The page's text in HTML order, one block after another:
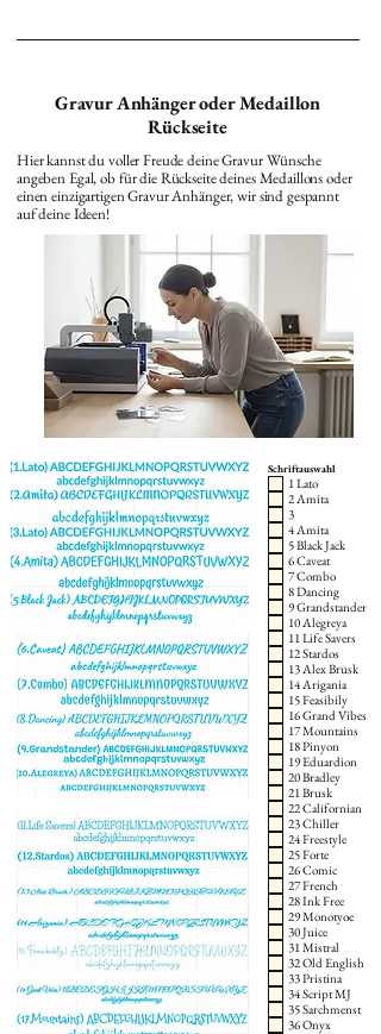
Gravur Anhänger oder Medaillon
Rückseite
Hier kannst du voller Freude deine Gravur Wünsche
angeben Egal, ob für die Rückseite deines Medaillons oder
einen einzigartigen Gravur Anhänger, wir sind gespannt
auf deine Ideen!
Schriftauswahl
1 Lato
2 Amita
3
4 Amita
5 Black Jack
6 Caveat
7 Combo
8 Dancing
9 Grandstander
10 Alegreya
11 Life Savers
12 Stardos
13 Alex Brusk
14 Arigania
15 Feasibily
16 Grand Vibes
17 Mountains
18 Pinyon
19 Eduardion
20 Bradley
21 Brusk
22 Californian
23 Chiller
24 Freestyle
25 Forte
26 Comic
27 French
28 Ink Free
29 Monotyoe
30 Juice
31 Mistral
32 Old English
33 Pristina
34 Script MJ
35 Sarchmenst
36 Onyx